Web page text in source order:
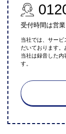
受付時間は営
当社では、サー
だいております。
当社は録音した内
す。